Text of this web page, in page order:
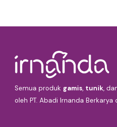
Semua produk gamis, tunik,
oleh PT. Abadi Irnanda Berkarya